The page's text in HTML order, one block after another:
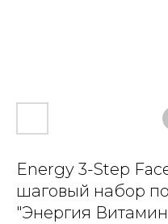
Energy 3-Step
шаговый набор
"Энергия